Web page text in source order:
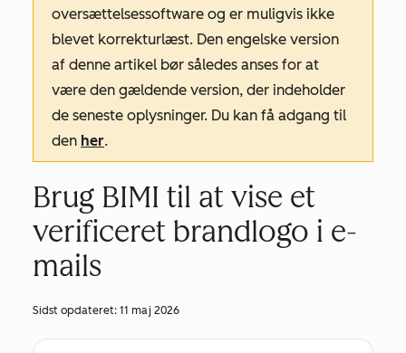
oversættelsessoftware og er muligvis ikke
blevet korrekturlæst. Den engelske version
af denne artikel bør således anses for at
være den gældende version, der indeholder
de seneste oplysninger. Du kan få adgang til
den her.
Brug BIMI til at vise et
verificeret brandlogo i e-
mails
Sidst opdateret: 11 maj 2026